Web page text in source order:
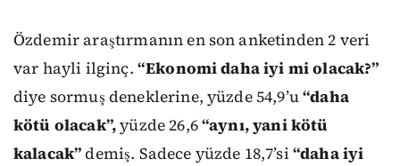
Özdemir araştırmanın en son anketinden 2 veri
var hayli ilginç. “Ekonomi daha iyi mi olacak?”
diye sormuş deneklerine, yüzde 54,9’u“daha
kötü olacak”,yüzde 26,6“aynı, yani kötü
kalacak”demiş. Sadece yüzde 18,7’si “daha iyi